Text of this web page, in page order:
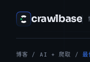
crawlbase
博客 / AI + 爬取 /